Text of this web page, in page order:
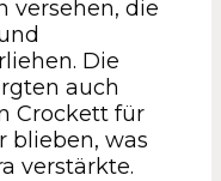
versehen, die
Die
auch
Crockett für
blieben, was
verstärkte.